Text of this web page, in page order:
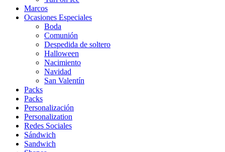
Marcos
Ocasiones Especiales
Boda
Comunión
Despedida de soltero
Halloween
Nacimiento
Navidad
San Valentín
Packs
Packs
Personalización
Personalization
Redes Sociales
Sándwich
Sandwich